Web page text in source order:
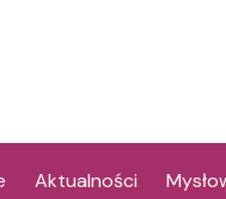
Aktualności